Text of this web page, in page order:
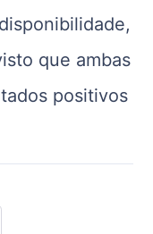
que ambas
positivos